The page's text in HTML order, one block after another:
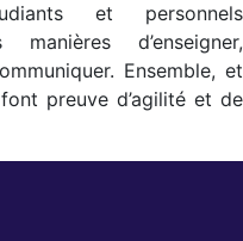
et personnels
d’enseigner,
Ensemble, et
preuve d’agilité et de